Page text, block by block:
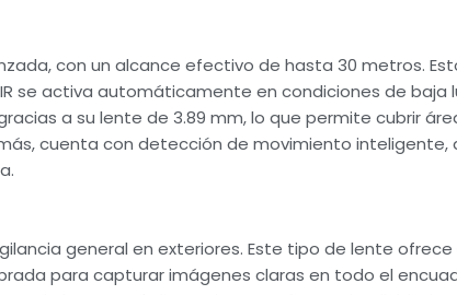
con un alcance efectivo de hasta 30 metros.
se activa automáticamente en condiciones de baja
a su lente de 3.89 mm, lo que permite cubrir
cuenta con detección de movimiento inteligente,
general en exteriores. Este tipo de lente
para capturar imágenes claras en todo el